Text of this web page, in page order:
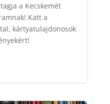
a Kecskemét
Katt a
kártyatulajdonosok